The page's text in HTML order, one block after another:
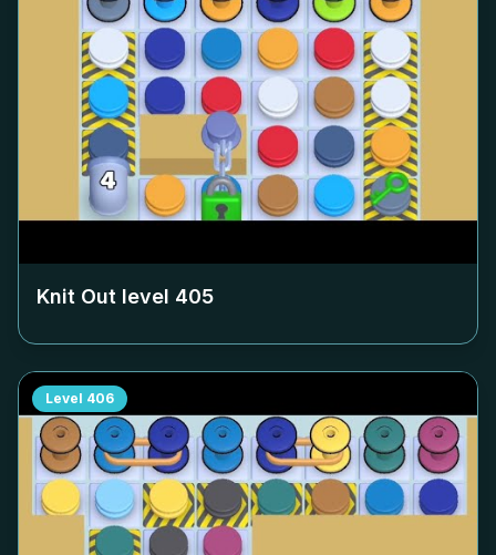
Knit Out level 405
Level 406